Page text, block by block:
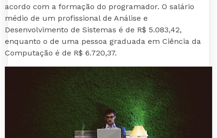
acordo com a formação do programador. O salário
médio de um profissional de Análise e
Desenvolvimento de Sistemas é de R$ 5.083,42,
enquanto o de uma pessoa graduada em Ciência da
Computação é de R$ 6.720,37.